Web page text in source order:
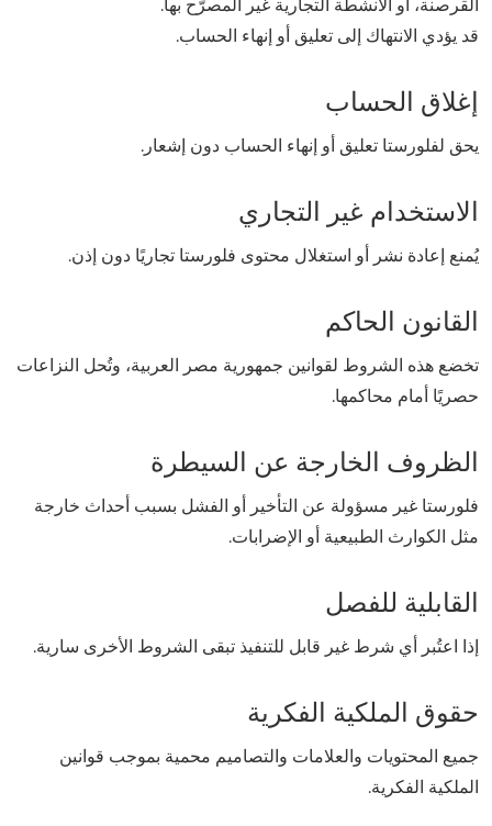
القرصنة، أو الأنشطة التجارية غير المصرَّح بها.
قد يؤدي الانتهاك إلى تعليق أو إنهاء الحساب.
إغلاق الحساب
يحق لفلورستا تعليق أو إنهاء الحساب دون إشعار.
الاستخدام غير التجاري
يُمنع إعادة نشر أو استغلال محتوى فلورستا تجاريًا دون إذن.
القانون الحاكم
تخضع هذه الشروط لقوانين جمهورية مصر العربية، وتُحل النزاعات
حصريًا أمام محاكمها.
الظروف الخارجة عن السيطرة
فلورستا غير مسؤولة عن التأخير أو الفشل بسبب أحداث خارجة
مثل الكوارث الطبيعية أو الإضرابات.
القابلية للفصل
إذا اعتُبر أي شرط غير قابل للتنفيذ تبقى الشروط الأخرى سارية.
حقوق الملكية الفكرية
جميع المحتويات والعلامات والتصاميم محمية بموجب قوانين
الملكية الفكرية.